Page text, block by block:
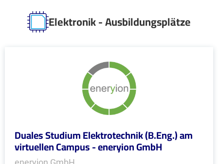
Elektronik - Ausbildungsplätze
Duales Studium Elektrotechnik (B.Eng.) am
virtuellen Campus - eneryion GmbH